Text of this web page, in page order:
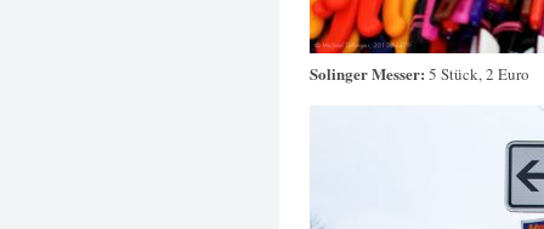
Solinger Messer: 5 Stück, 2 Euro